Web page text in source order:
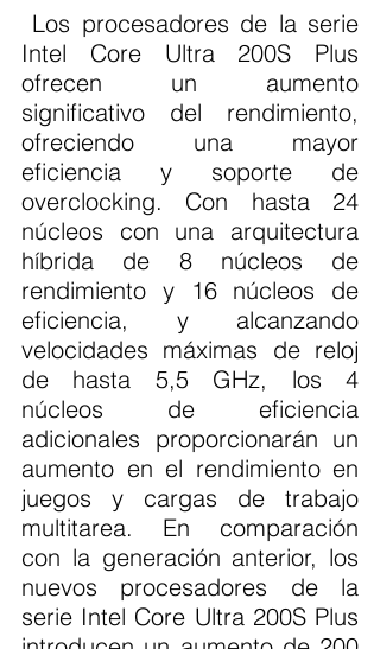
Intel Core Ultra 200S Plus
ofrecen un aumento
significativo del rendimiento,
ofreciendo una mayor
eficiencia y soporte de
overclocking. Con hasta 24
núcleos con una arquitectura
híbrida de 8 núcleos de
rendimiento y 16 núcleos de
eficiencia, y alcanzando
velocidades máximas de reloj
de hasta 5,5 GHz, los 4
núcleos de eficiencia
adicionales proporcionarán un
aumento en el rendimiento en
juegos y cargas de trabajo
multitarea. En comparación
con la generación anterior, los
nuevos procesadores de la
serie Intel Core Ultra 200S Plus